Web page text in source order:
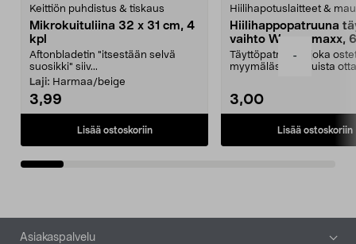
-
Keittiön puhdistus & tiskaus
Mikrokuituliina 32 x 31 cm, 4
kpl
Aftonbladetin "itsestään selvä
suosikki" siiv...
Laji: Harmaa/beige
3,99
Lisää ostoskoriin
Hiilihapotuslaitteet &
Hiilihappopatruuna
vaihto Wassermaxx,
Täyttöpatruuna, joka
myymälästä – muista
3,00
Lisää ostoskoriin
Alatunniste
Asiakaspalvelu